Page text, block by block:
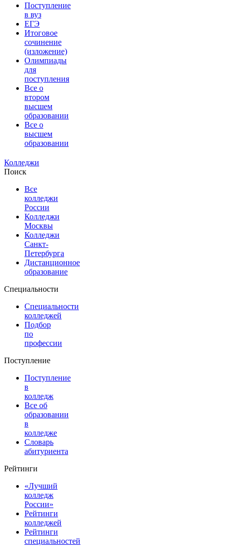
Поступление
в вуз
ЕГЭ
Итоговое
сочинение
(изложение)
Олимпиады
для
поступления
Все о
втором
высшем
образовании
Все о
высшем
образовании
Колледжи
Поиск
Все
колледжи
России
Колледжи
Москвы
Колледжи
Санкт-
Петербурга
Дистанционное
образование
Специальности
Специальности
колледжей
Подбор
по
профессии
Поступление
Поступление
в
колледж
Все об
образовании
в
колледже
Словарь
абитуриента
Рейтинги
«Лучший
колледж
России»
Рейтинги
колледжей
Рейтинги
специальностей